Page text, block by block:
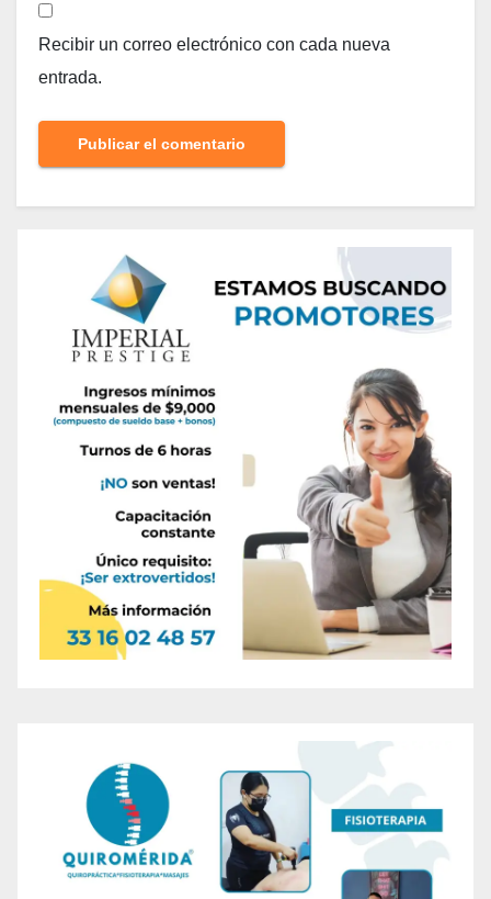
Recibir un correo electrónico con cada nueva
entrada.